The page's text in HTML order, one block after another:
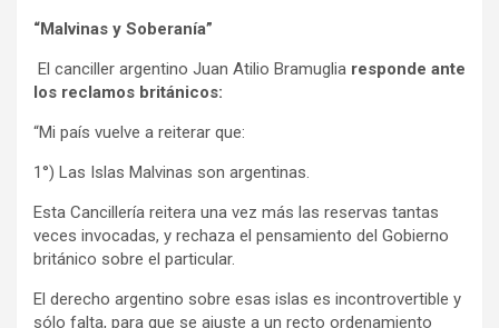
“Malvinas y Soberanía”
El canciller argentino Juan Atilio Bramuglia responde ante
los reclamos británicos:
“Mi país vuelve a reiterar que:
1°) Las Islas Malvinas son argentinas.
Esta Cancillería reitera una vez más las reservas tantas
veces invocadas, y rechaza el pensamiento del Gobierno
británico sobre el particular.
El derecho argentino sobre esas islas es incontrovertible y
sólo falta, para que se ajuste a un recto ordenamiento